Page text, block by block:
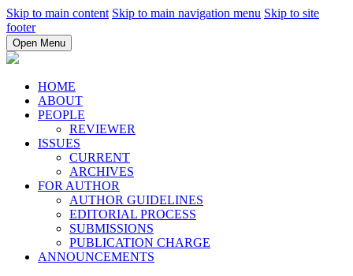
Skip to main content Skip to main navigation menu Skip to site
footer
Open Menu
HOME
ABOUT
PEOPLE
REVIEWER
ISSUES
CURRENT
ARCHIVES
FOR AUTHOR
AUTHOR GUIDELINES
EDITORIAL PROCESS
SUBMISSIONS
PUBLICATION CHARGE
ANNOUNCEMENTS